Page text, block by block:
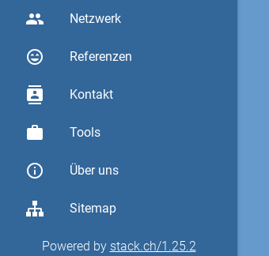
group Netzwerk
sentiment_very_satisfied Referenzen
contacts Kontakt
work Tools
info_outline Über uns
Sitemap
Powered by stack.ch/1.25.2